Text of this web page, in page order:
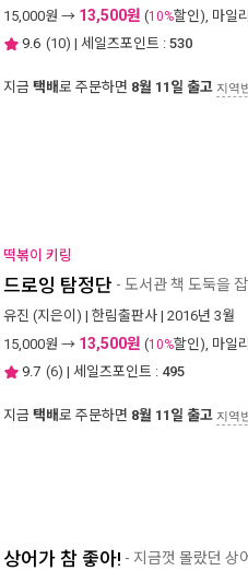
15,000원 → 13,500원 (10%할인), 마일
9.6 (10) | 세일즈포인트 : 530
지금 택배로 주문하면 8월 11일 출고 지역
떡볶이 키링
드로잉 탐정단 - 도서관 책 도둑을
유진 (지은이) | 한림출판사 | 2016년 3월
15,000원 → 13,500원 (10%할인), 마일
9.7 (6) | 세일즈포인트 : 495
지금 택배로 주문하면 8월 11일 출고 지역
상어가 참 좋아! - 지금껏 몰랐던 상